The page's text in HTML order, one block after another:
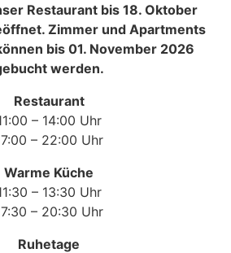
Restaurant bis 18. Oktober
Zimmer und Apartments
bis 01. November 2026
werden.
Restaurant
– 14:00 Uhr
– 22:00 Uhr
Warme Küche
– 13:30 Uhr
– 20:30 Uhr
Ruhetage